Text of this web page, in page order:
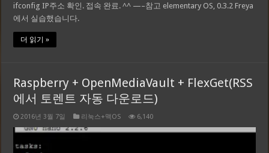
ifconfig IP주소 확인. 접속 완료. ^^ —–참고 elementary OS, 0.3.2 Freya
에서 실습했습니다.
더 읽기 »
Raspberry + OpenMediaVault + FlexGet(RSS
에서 토렌트 자동 다운로드)
2016년 3월 7일 리눅스+맥OS 6,140